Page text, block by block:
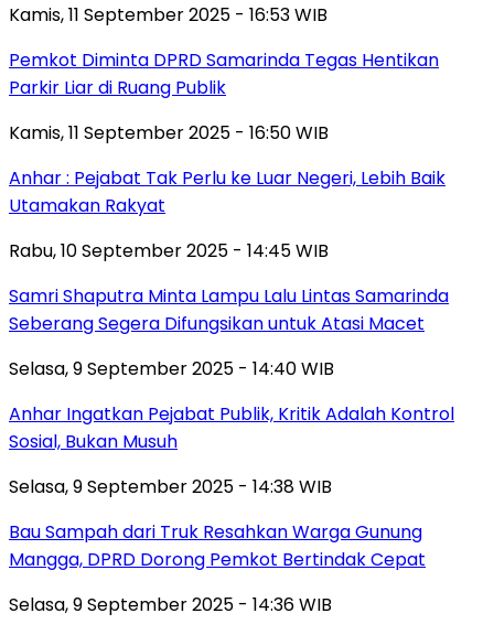
Kamis, 11 September 2025 - 16:53 WIB
Pemkot Diminta DPRD Samarinda Tegas Hentikan
Parkir Liar di Ruang Publik
Kamis, 11 September 2025 - 16:50 WIB
Anhar : Pejabat Tak Perlu ke Luar Negeri, Lebih Baik
Utamakan Rakyat
Rabu, 10 September 2025 - 14:45 WIB
Samri Shaputra Minta Lampu Lalu Lintas Samarinda
Seberang Segera Difungsikan untuk Atasi Macet
Selasa, 9 September 2025 - 14:40 WIB
Anhar Ingatkan Pejabat Publik, Kritik Adalah Kontrol
Sosial, Bukan Musuh
Selasa, 9 September 2025 - 14:38 WIB
Bau Sampah dari Truk Resahkan Warga Gunung
Mangga, DPRD Dorong Pemkot Bertindak Cepat
Selasa, 9 September 2025 - 14:36 WIB